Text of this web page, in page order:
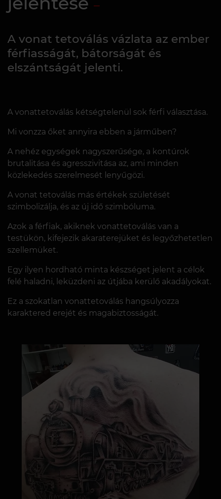
A vonat tetoválás vázlata az ember
férfiasságát, bátorságát és
elszántságát jelenti.
A vonattetoválás kétségtelenül sok férfi választása.
Mi vonzza őket annyira ebben a járműben?
A nehéz egységek nagyszerűsége, a kontúrok
brutalitása és agresszivitása az, ami minden
közlekedés szerelmesét lenyűgözi.
A vonat tetoválás más értékek születését
szimbolizálja, és az új idő szimbóluma.
Azok a férfiak, akiknek vonattetoválás van a
testükön, kifejezik akaraterejüket és legyőzhetetlen
szellemüket.
Egy ilyen hordható minta készséget jelent a célok
felé haladni, leküzdeni az útjába kerülő akadályokat.
Ez a szokatlan vonattetoválás hangsúlyozza
karaktered erejét és magabiztosságát.